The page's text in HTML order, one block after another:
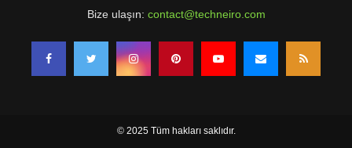
Bize ulaşın: contact@techneiro.com
© 2025 Tüm hakları saklıdır.